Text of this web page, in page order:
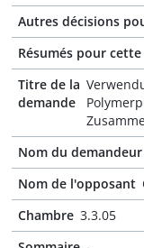
Autres décisions
Résumés pour
Titre de la
demande
Nom du demandeur
Nom de l'opposant
Chambre 3.3.05